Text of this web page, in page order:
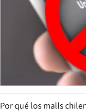
Por qué los malls